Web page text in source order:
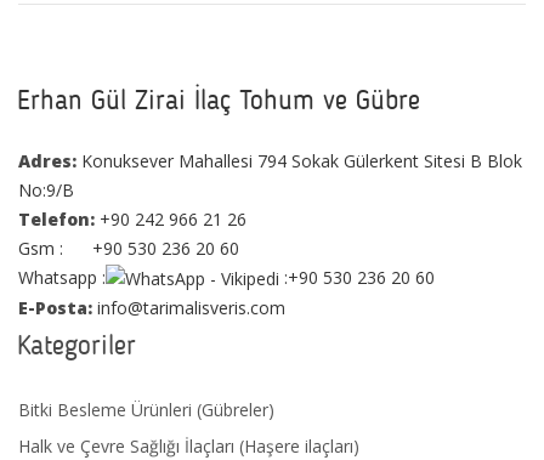
Erhan Gül Zirai İlaç Tohum ve Gübre
Adres: Konuksever Mahallesi 794 Sokak Gülerkent Sitesi B Blok
No:9/B
Telefon: +90 242 966 21 26
Gsm : +90 530 236 20 60
Whatsapp :
:+90 530 236 20 60
E-Posta: info@tarimalisveris.com
Kategoriler
Bitki Besleme Ürünleri (Gübreler)
Halk ve Çevre Sağlığı İlaçları (Haşere ilaçları)